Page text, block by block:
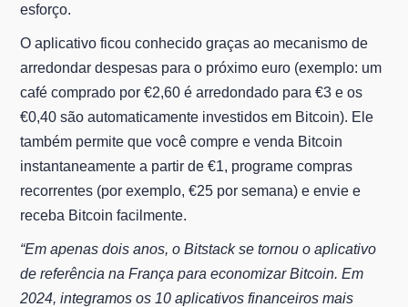
esforço.
O aplicativo ficou conhecido graças ao mecanismo de
arredondar despesas para o próximo euro (exemplo: um
café comprado por €2,60 é arredondado para €3 e os
€0,40 são automaticamente investidos em Bitcoin). Ele
também permite que você compre e venda Bitcoin
instantaneamente a partir de €1, programe compras
recorrentes (por exemplo, €25 por semana) e envie e
receba Bitcoin facilmente.
“Em apenas dois anos, o Bitstack se tornou o aplicativo
de referência na França para economizar Bitcoin. Em
2024, integramos os 10 aplicativos financeiros mais